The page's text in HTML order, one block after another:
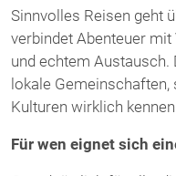
Sinnvolles Reisen geht
verbindet Abenteuer
und echtem
lokale
Kulturen wirklich
Für wen eignet sich